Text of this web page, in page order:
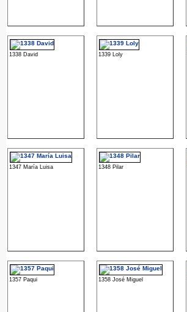
1338 David 1339 Loly
1347 María Luisa 1348 Pilar
1357 Paqui 1358 José Miguel